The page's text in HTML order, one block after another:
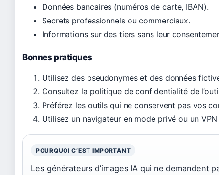
Données bancaires (numéros de carte, IBAN).
Secrets professionnels ou commerciaux.
Informations sur des tiers sans leur
Bonnes pratiques
Utilisez des pseudonymes et des données
Consultez la politique de confidentialité de
Préférez les outils qui ne conservent pas vos
Utilisez un navigateur en mode privé ou un
POURQUOI C’EST IMPORTANT
Les générateurs d’images IA qui ne demandent